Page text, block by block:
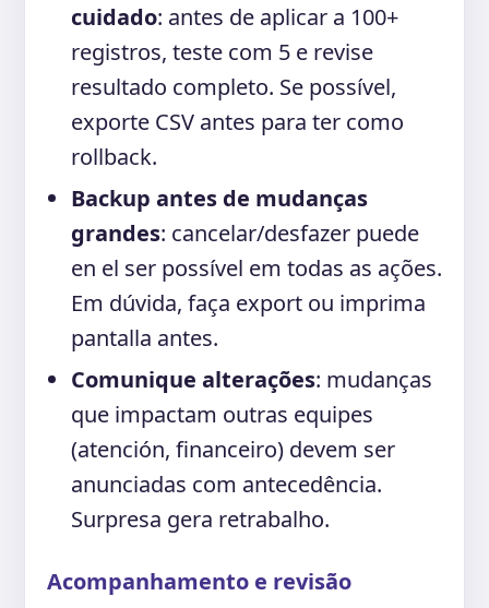
cuidado: antes de aplicar a 100+
registros, teste com 5 e revise
resultado completo. Se possível,
exporte CSV antes para ter como
rollback.
Backup antes de mudanças
grandes: cancelar/desfazer puede
en el ser possível em todas as ações.
Em dúvida, faça export ou imprima
pantalla antes.
Comunique alterações: mudanças
que impactam outras equipes
(atención, financeiro) devem ser
anunciadas com antecedência.
Surpresa gera retrabalho.
Acompanhamento e revisão